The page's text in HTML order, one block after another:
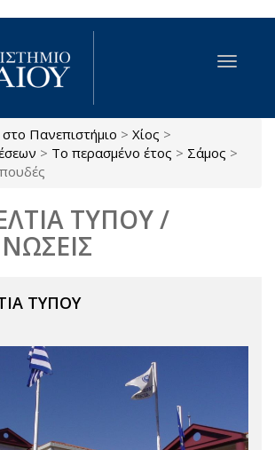
περιεχόμενο
Toggle
Πανεπιστήμιο > Χίος >
> Το περασμένο έτος > Σάμος >
ΤΥΠΟΥ /
ΤΥΠΟΥ